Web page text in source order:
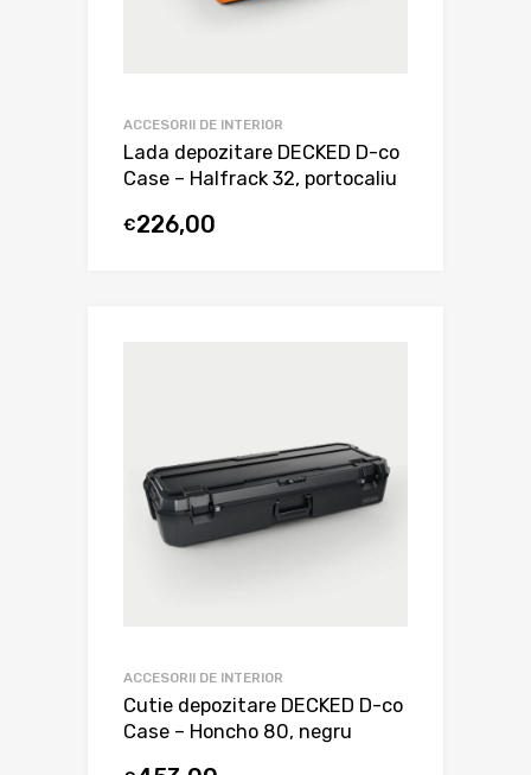
ACCESORII DE INTERIOR
Lada depozitare DECKED D-co
Case – Halfrack 32, portocaliu
€226,00
ACCESORII DE INTERIOR
Cutie depozitare DECKED D-co
Case – Honcho 80, negru